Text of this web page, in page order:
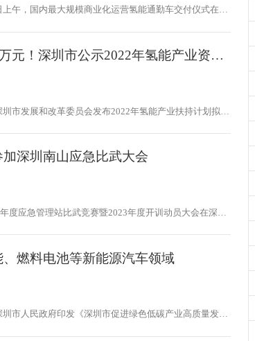
午，国内最大规模商业化运营氢能通勤车交付仪式在深
限公司采购、运营，该项目总计将投放200辆，首批交
技园辖区相关企业员工通勤服务。该项目将打造成为“氢
示范应用标杆，也是深圳氢能科技和产业成果的一次集
元！深圳市公示2022年氢能产业资助
市发展和改革委员会发布2022年氢能产业扶持计划拟资
深圳南山应急比武大会
度应急管理站比武竞赛暨2023年度开训动员大会在深圳
燃料电池等新能源汽车领域
市人民政府印发《深圳市促进绿色低碳产业高质量发展